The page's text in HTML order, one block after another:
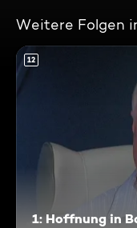
Weitere Folgen
12
1: Hoffnung in